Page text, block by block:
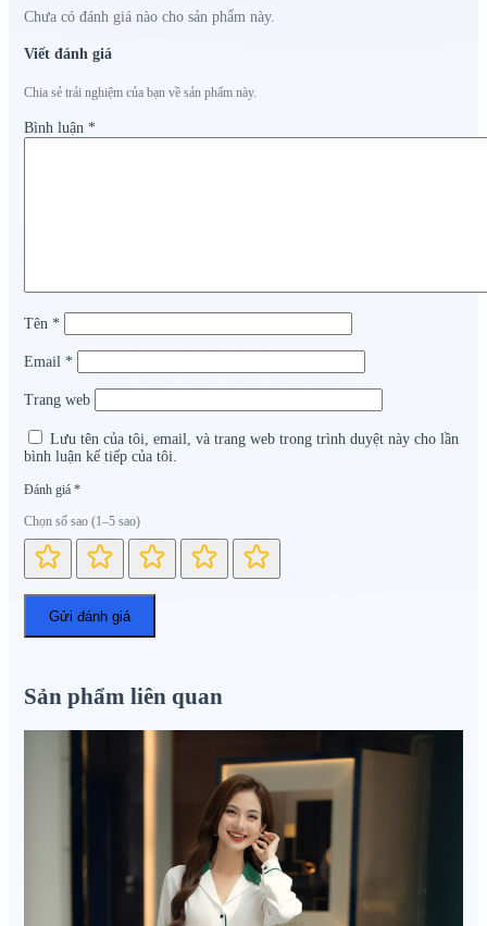
Chưa có đánh giá nào cho sản phẩm này.
Viết đánh giá
Chia sẻ trải nghiệm của bạn về sản phẩm này.
Bình luận *
Tên *
Email *
Trang web
Lưu tên của tôi, email, và trang web trong trình duyệt này cho lần
bình luận kế tiếp của tôi.
Đánh giá *
Chọn số sao (1–5 sao)
Sản phẩm liên quan